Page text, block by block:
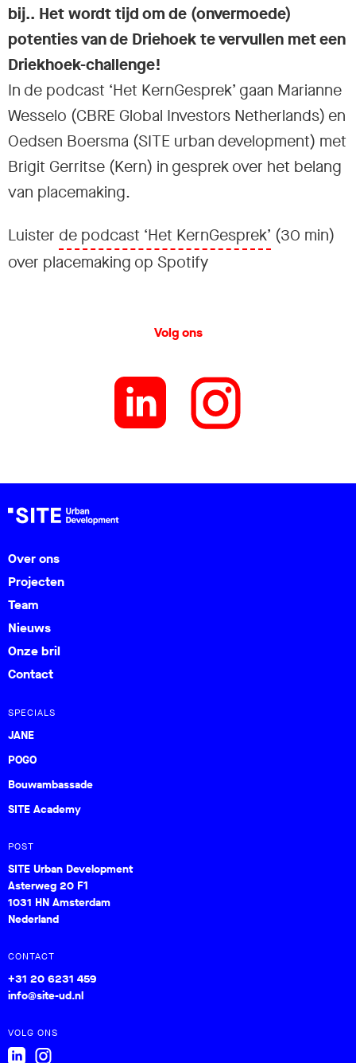
bij.. Het wordt tijd om de (onvermoede)
potenties van de Driehoek te vervullen met een
Driekhoek-challenge!
In de podcast ‘Het KernGesprek’ gaan Marianne
Wesselo (CBRE Global Investors Netherlands) en
Oedsen Boersma (SITE urban development) met
Brigit Gerritse (Kern) in gesprek over het belang
van placemaking.
Luister de podcast ‘Het KernGesprek’ (30 min)
over placemaking op Spotify
Volg ons
Over ons
Projecten
Team
Nieuws
Onze bril
Contact
SPECIALS
JANE
POGO
Bouwambassade
SITE Academy
POST
SITE Urban Development
Asterweg 20 F1
1031 HN Amsterdam
Nederland
CONTACT
+31 20 6231 459
info@site-ud.nl
VOLG ONS